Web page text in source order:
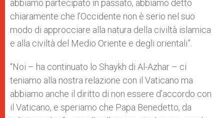
abbiamo partecipato in passato, abbiamo detto
chiaramente che l’Occidente non è serio nel suo
modo di approcciare alla natura della civiltà islamica
e alla civiltà del Medio Oriente e degli orientali”.
“Noi – ha continuato lo Shaykh di Al-Azhar – ci
teniamo alla nostra relazione con il Vaticano ma
abbiamo anche il diritto di non essere d’accordo con
il Vaticano, e speriamo che Papa Benedetto, da